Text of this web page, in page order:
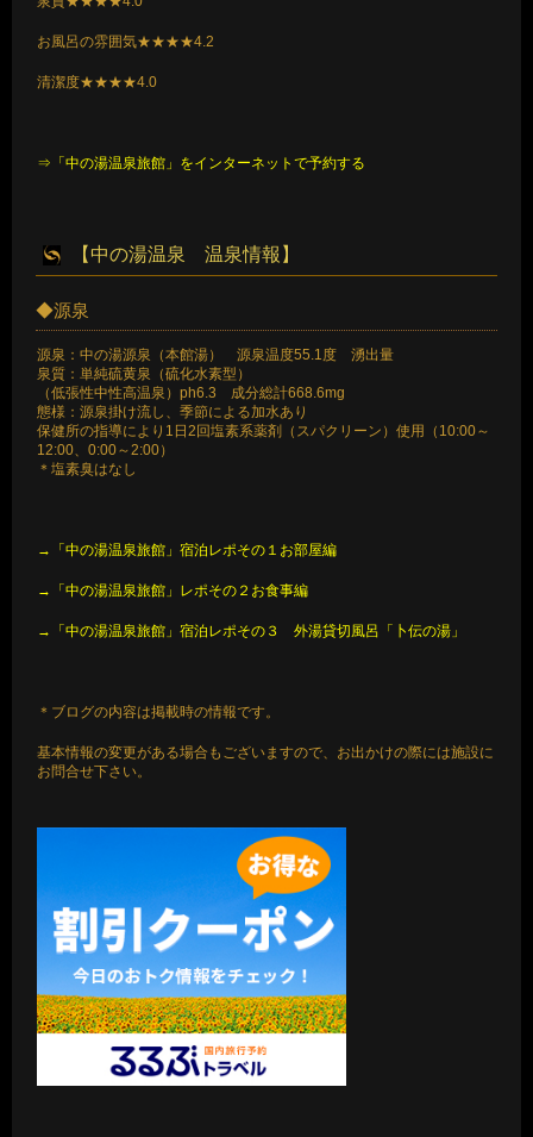
お風呂の雰囲気★★★★4.2
清潔度★★★★4.0
⇒「中の湯温泉旅館」をインターネットで予約する
【中の湯温泉 温泉情報】
◆源泉
源泉：中の湯源泉（本館湯） 源泉温度55.1度 湧出量
泉質：単純硫黄泉（硫化水素型）
（低張性中性高温泉）ph6.3 成分総計668.6mg
態様：源泉掛け流し、季節による加水あり
保健所の指導により1日2回塩素系薬剤（スパクリーン）使用（10:00～
12:00、0:00～2:00）
＊塩素臭はなし
→「中の湯温泉旅館」宿泊レポその１お部屋編
→「中の湯温泉旅館」レポその２お食事編
→「中の湯温泉旅館」宿泊レポその３ 外湯貸切風呂「卜伝の湯」
＊ブログの内容は掲載時の情報です。
基本情報の変更がある場合もございますので、お出かけの際には施設に
お問合せ下さい。